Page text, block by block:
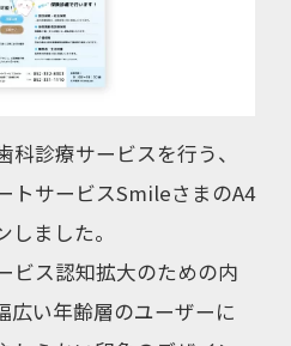
診療サービスを行う、
トサービスSmileさまのA4
ました。
ビス認知拡大のための内
広い年齢層のユーザーに